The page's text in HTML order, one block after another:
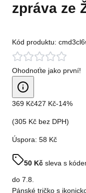
zpráva ze
Kód produktu:
Ohodnoťte jako první!
369 Kč427 Kč-14%
(305 Kč bez DPH)
Úspora: 58 Kč
50 Kč sleva s
do 7.8.
Pánské tričko s